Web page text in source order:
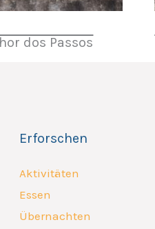
dos Passos
Erforschen
Aktivitäten
Essen
Übernachten